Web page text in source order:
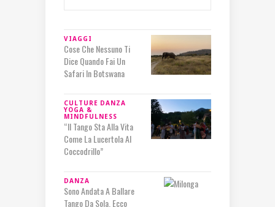
VIAGGI
Cose Che Nessuno Ti
Dice Quando Fai Un
Safari In Botswana
CULTURE DANZA
YOGA &
MINDFULNESS
“Il Tango Sta Alla Vita
Come La Lucertola Al
Coccodrillo”
DANZA
Sono Andata A Ballare
Tango Da Sola. Ecco